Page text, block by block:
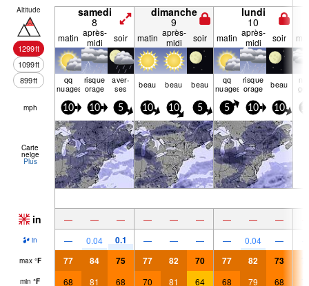
Altitude
1299ft
1099ft
899ft
samedi
8
dimanche
9
lundi
10
matin après-
midi
soir matin après-
midi
soir matin après-
midi
soir
qq
nuages
risque
orage
aver­
ses beau beau beau qq
nuages
risque
orage beau
mph 10 10 5 10 10 5 5 10 10
Carte
neige
Plus
in — — — — — — — — —
in — 0.04 0.1 — — — — 0.04 —
max °F 77 84 75 77 82 70 77 82 73
min °F 68 81 68 70 81 64 68 79 68